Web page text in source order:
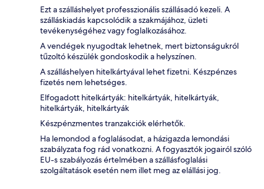
Ezt a szálláshelyet professzionális szállásadó kezeli. A
szálláskiadás kapcsolódik a szakmájához, üzleti
tevékenységéhez vagy foglalkozásához.
A vendégek nyugodtak lehetnek, mert biztonságukról
tűzoltó készülék gondoskodik a helyszínen.
A szálláshelyen hitelkártyával lehet fizetni. Készpénzes
fizetés nem lehetséges.
Elfogadott hitelkártyák: hitelkártyák, hitelkártyák,
hitelkártyák, hitelkártyák
Készpénzmentes tranzakciók elérhetők.
Ha lemondod a foglalásodat, a házigazda lemondási
szabályzata fog rád vonatkozni. A fogyasztók jogairól szóló
EU-s szabályozás értelmében a szállásfoglalási
szolgáltatások esetén nem illet meg az elállási jog.